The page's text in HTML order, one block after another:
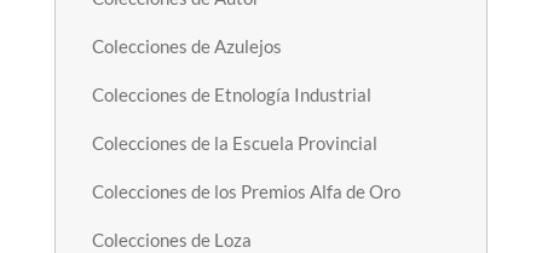
Colecciones de Azulejos
Colecciones de Etnología Industrial
Colecciones de la Escuela Provincial
Colecciones de los Premios Alfa de Oro
Colecciones de Loza